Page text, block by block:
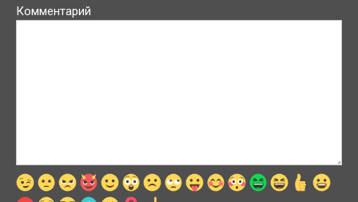
Комментарий